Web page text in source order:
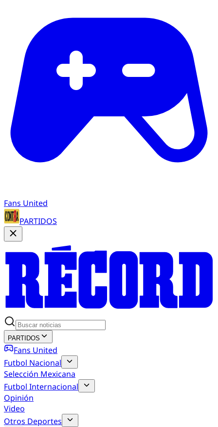
Fans United
PARTIDOS
PARTIDOS
Fans United
Futbol Nacional
Selección Mexicana
Futbol Internacional
Opinión
Video
Otros Deportes